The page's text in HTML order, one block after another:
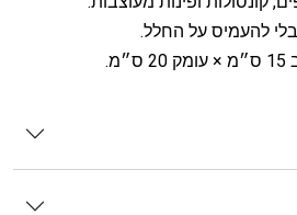
להעמיס על החלל.